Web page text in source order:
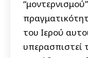
του Ιερού
υπερασπιστεί